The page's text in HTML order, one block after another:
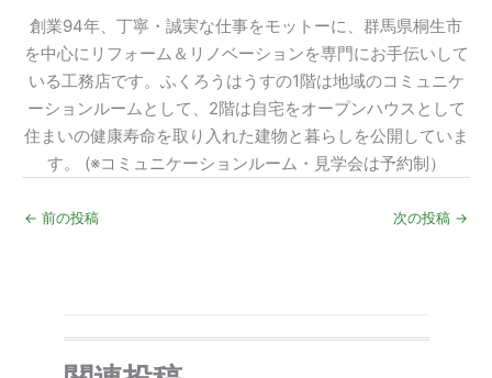
創業94年、丁寧・誠実な仕事をモットーに、群馬県桐生市
を中心にリフォーム＆リノベーションを専門にお手伝いして
いる工務店です。ふくろうはうすの1階は地域のコミュニケ
ーションルームとして、2階は自宅をオープンハウスとして
住まいの健康寿命を取り入れた建物と暮らしを公開していま
す。 (※コミュニケーションルーム・見学会は予約制）
← 前の投稿 次の投稿 →